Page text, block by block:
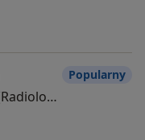
W trakcie specjalizacji (Radiolog), Ultrasonografista
Popularny